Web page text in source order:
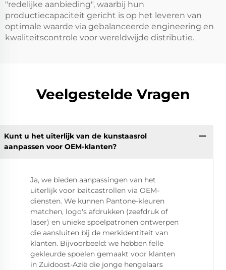
"redelijke aanbieding", waarbij hun
productiecapaciteit gericht is op het leveren van
optimale waarde via gebalanceerde engineering en
kwaliteitscontrole voor wereldwijde distributie.
Veelgestelde Vragen
Kunt u het uiterlijk van de kunstaasrol
aanpassen voor OEM-klanten?
Ja, we bieden aanpassingen van het
uiterlijk voor baitcastrollen via OEM-
diensten. We kunnen Pantone-kleuren
matchen, logo's afdrukken (zeefdruk of
laser) en unieke spoelpatronen ontwerpen
die aansluiten bij de merkidentiteit van
klanten. Bijvoorbeeld: we hebben felle
gekleurde spoelen gemaakt voor klanten
in Zuidoost-Azië die jonge hengelaars